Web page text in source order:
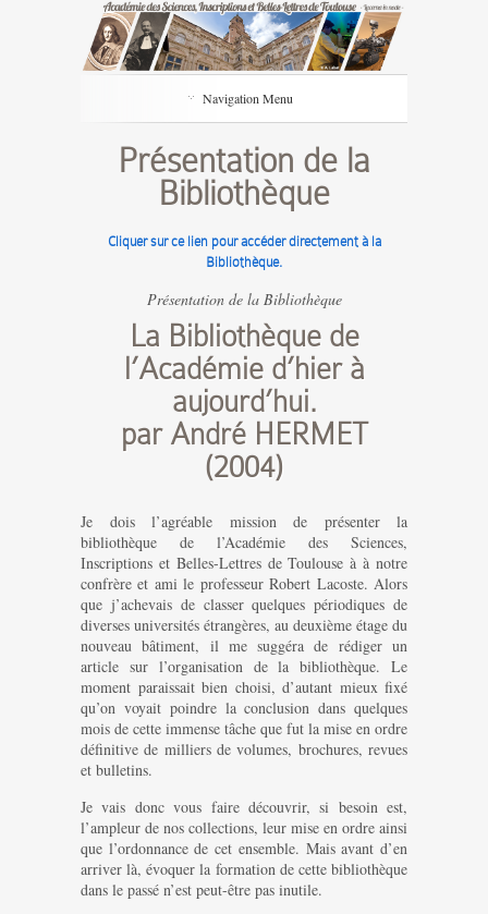
Navigation Menu
Présentation de la
Bibliothèque
Cliquer sur ce lien pour accéder directement à la
Bibliothèque.
Présentation de la Bibliothèque
La Bibliothèque de
l’Académie d’hier à
aujourd’hui.
par André HERMET
(2004)
Je dois l’agréable mission de présenter la
bibliothèque de l’Académie des Sciences,
Inscriptions et Belles-Lettres de Toulouse à à notre
confrère et ami le professeur Robert Lacoste. Alors
que j’achevais de classer quelques périodiques de
diverses universités étrangères, au deuxième étage du
nouveau bâtiment, il me suggéra de rédiger un
article sur l’organisation de la bibliothèque. Le
moment paraissait bien choisi, d’autant mieux fixé
qu’on voyait poindre la conclusion dans quelques
mois de cette immense tâche que fut la mise en ordre
définitive de milliers de volumes, brochures, revues
et bulletins.
Je vais donc vous faire découvrir, si besoin est,
l’ampleur de nos collections, leur mise en ordre ainsi
que l’ordonnance de cet ensemble. Mais avant d’en
arriver là, évoquer la formation de cette bibliothèque
dans le passé n’est peut-être pas inutile.